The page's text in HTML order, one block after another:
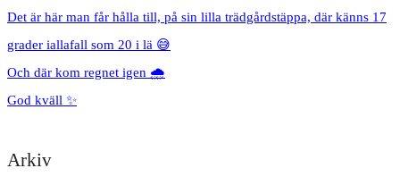
Det är här man får hålla till, på sin lilla trädgårdstäppa, där känns 17
grader iallafall som 20 i lä 😅
Och där kom regnet igen 🌧️
God kväll ✨
Arkiv